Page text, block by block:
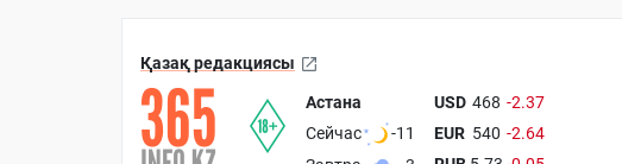
Қазақ редакциясы
Астана
Сейчас
-11
USD 468 -2.37
EUR 540 -2.64